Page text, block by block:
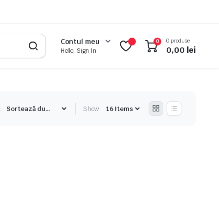
Contul meu
Hello, Sign In
0 0 produse
0,00 lei
Show: